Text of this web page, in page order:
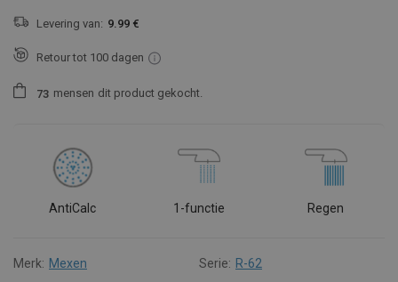
Levering van: 9.99 €
Retour tot 100 dagen
73 mensen dit product gekocht.
AntiCalc 1-functie Regen
Merk: Mexen Serie: R-62